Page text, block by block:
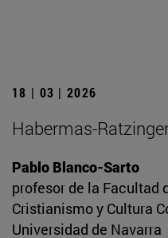
18 | 03 | 2026
Habermas-
Pablo Blanco-Sarto
profesor de la Facultad
Cristianismo y Cultura
Universidad de Navarra